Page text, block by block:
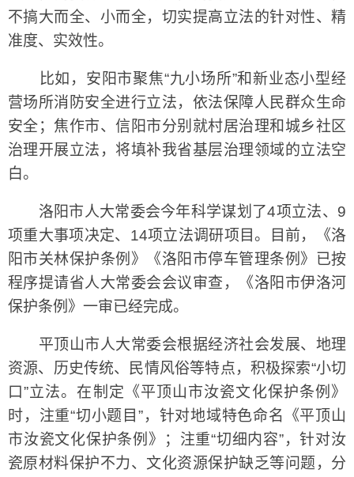
不搞大而全、小而全，切实提高立法的针对性、精
准度、实效性。
比如，安阳市聚焦“九小场所”和新业态小型经
营场所消防安全进行立法，依法保障人民群众生命
安全；焦作市、信阳市分别就村居治理和城乡社区
治理开展立法，将填补我省基层治理领域的立法空
白。
洛阳市人大常委会今年科学谋划了4项立法、9
项重大事项决定、14项立法调研项目。目前，《洛
阳市关林保护条例》《洛阳市停车管理条例》已按
程序提请省人大常委会会议审查，《洛阳市伊洛河
保护条例》一审已经完成。
平顶山市人大常委会根据经济社会发展、地理
资源、历史传统、民情风俗等特点，积极探索“小切
口”立法。在制定《平顶山市汝瓷文化保护条例》
时，注重“切小题目”，针对地域特色命名《平顶山
市汝瓷文化保护条例》；注重“切细内容”，针对汝
瓷原材料保护不力、文化资源保护缺乏等问题，分